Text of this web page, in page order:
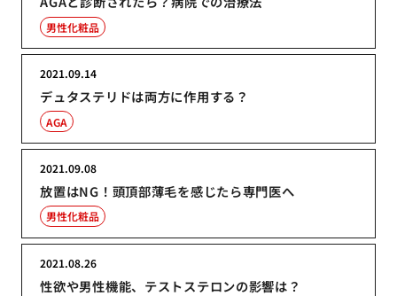
男性化粧品
デュタステリドは両方に作用する？
2021.09.14
AGA
放置はNG！頭頂部薄毛を感じたら専門医へ
2021.09.08
男性化粧品
性欲や男性機能、テストステロンの影響は？
2021.08.26